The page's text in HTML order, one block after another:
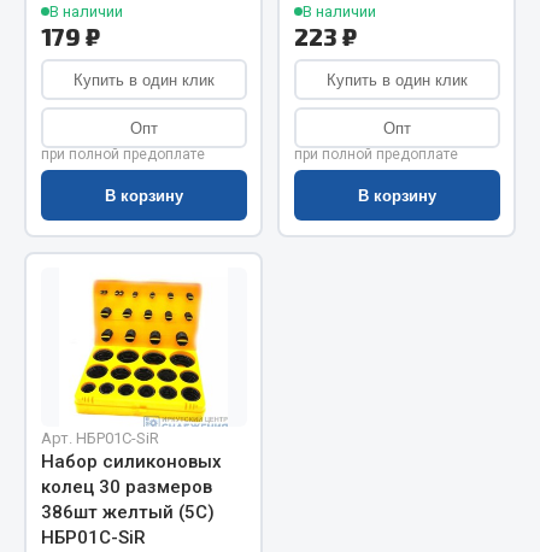
Весь раздел
Запчасти на полуприцепы
Амортизаторы для полуприцепов
Весь раздел
Запчасти КамАЗ
Двигатель
Система питания
Система выпуска газа
Система охлаждения
Сцепление
Коробка передач
В наличии
179 ₽
Купить в один клик
Опт
при полной предоплате
В корзину
В наличии
223 ₽
Купить в один клик
Опт
при полной предоплате
В корзину
Арт. НБР01С-SiR
Набор силиконовых
колец 30 размеров
386шт желтый (5С)
НБР01С-SiR